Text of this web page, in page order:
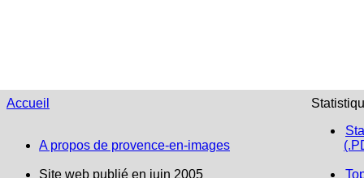
Accueil
A propos de provence-en-images
Site web publié en juin 2005